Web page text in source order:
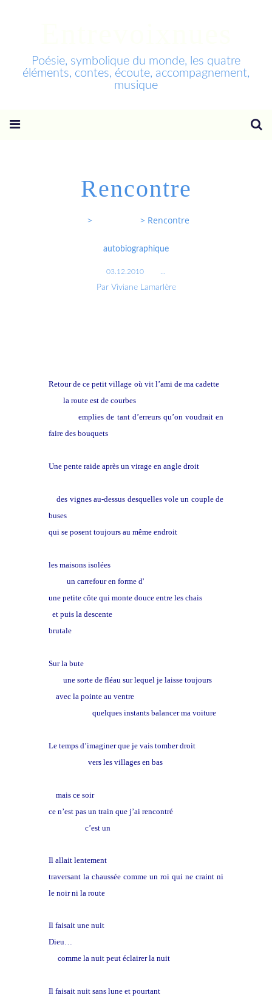
Poésie, symbolique du monde, les quatre
éléments, contes, écoute, accompagnement,
musique
Rencontre
> > Rencontre
autobiographique
03.12.2010
Par Viviane Lamarlère
Retour de ce petit village où vit l’ami de ma cadette
la route est de courbes
emplies de tant d’erreurs qu’on voudrait en
faire des bouquets
Une pente raide après un virage en angle droit
des vignes au-dessus desquelles vole un couple de
buses
qui se posent toujours au même endroit
les maisons isolées
un carrefour en forme d'
une petite côte qui monte douce entre les chais
et puis la descente
brutale
Sur la bute
une sorte de fléau sur lequel je laisse toujours
avec la pointe au ventre
quelques instants balancer ma voiture
Le temps d’imaginer que je vais tomber droit
vers les villages en bas
mais ce soir
ce n’est pas un train que j’ai rencontré
c’est un
Il allait lentement
traversant la chaussée comme un roi qui ne craint ni
le noir ni la route
Il faisait une nuit
Dieu…
comme la nuit peut éclairer la nuit
Il faisait nuit sans lune et pourtant